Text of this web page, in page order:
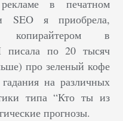
в печатном
SEO я приобрела,
копирайтером в
писала по 20 тысяч
про зеленый кофе
на различных
типа “Кто ты из
прогнозы.